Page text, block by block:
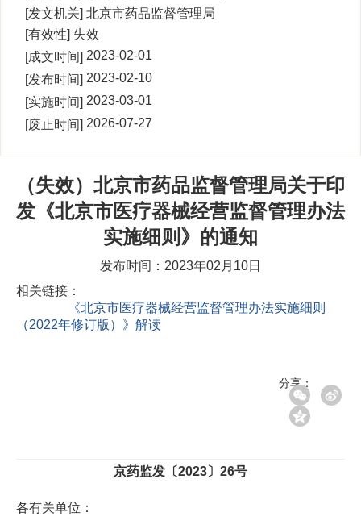
[发文机关] 北京市药品监督管理局
[有效性] 失效
[成文时间] 2023-02-01
00:00:00
[发布时间] 2023-02-10
17:04:30
[实施时间] 2023-03-01
00:00:00
[废止时间] 2026-07-27
（失效）北京市药品监督管理局关于印
发《北京市医疗器械经营监督管理办法
实施细则》的通知
发布时间：2023年02月10日
相关链接：
《北京市医疗器械经营监督管理办法实施细则
（2022年修订版）》解读
分享：
京药监发〔2023〕26号
各有关单位：